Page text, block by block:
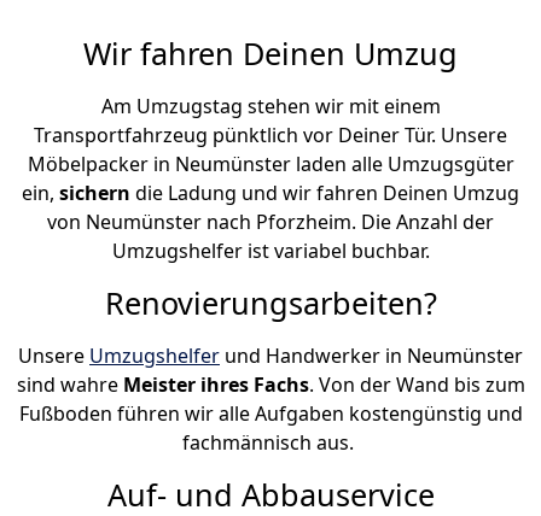
Wir fahren Deinen Umzug
Am Umzugstag stehen wir mit einem
Transportfahrzeug pünktlich vor Deiner Tür. Unsere
Möbelpacker in Neumünster laden alle Umzugsgüter
ein, sichern die Ladung und wir fahren Deinen Umzug
von Neumünster nach Pforzheim. Die Anzahl der
Umzugshelfer ist variabel buchbar.
Renovierungsarbeiten?
Unsere Umzugshelfer und Handwerker in Neumünster
sind wahre Meister ihres Fachs. Von der Wand bis zum
Fußboden führen wir alle Aufgaben kostengünstig und
fachmännisch aus.
Auf- und Abbauservice